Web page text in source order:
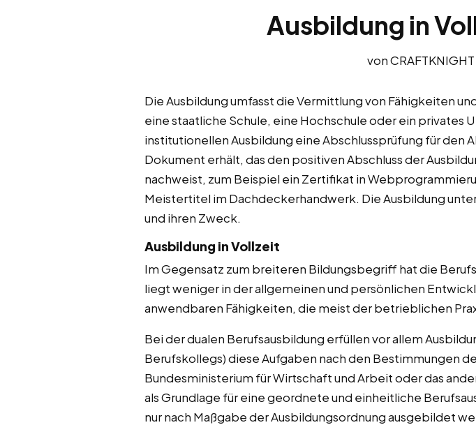
Ausbildung in
vonCRAFTKNIGHT
Die Ausbildung umfasst die Vermittlung von Fähigkeiten
eine staatliche Schule, eine Hochschule oder ein privates
institutionellen Ausbildung eine Abschlussprüfung für den
Dokument erhält, das den positiven Abschluss der
nachweist, zum Beispiel ein Zertifikat in
Meistertitel im Dachdeckerhandwerk. Die Ausbildung
und ihren Zweck.
Ausbildung in Vollzeit
Im Gegensatz zum breiteren Bildungsbegriff hat die
liegt weniger in der allgemeinen und persönlichen
anwendbaren Fähigkeiten, die meist der betrieblichen
Bei der dualen Berufsausbildung erfüllen vor allem
Berufskollegs) diese Aufgaben nach den Bestimmungen
Bundesministerium für Wirtschaft und Arbeit oder das
als Grundlage für eine geordnete und einheitliche
nur nach Maßgabe der Ausbildungsordnung ausgebildet